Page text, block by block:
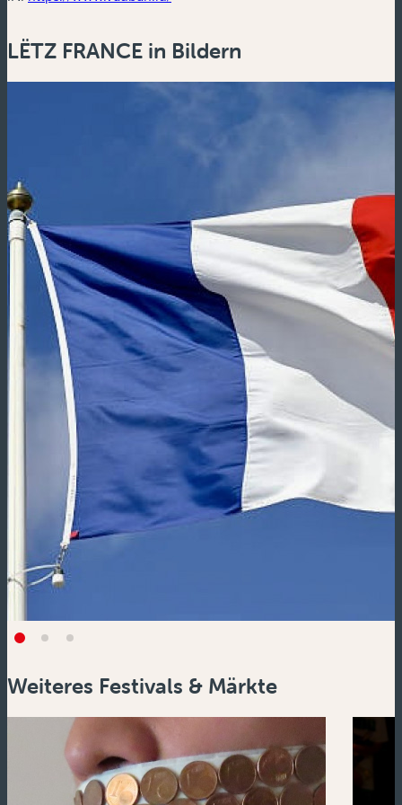
LËTZ FRANCE in Bildern
Weiteres Festivals & Märkte